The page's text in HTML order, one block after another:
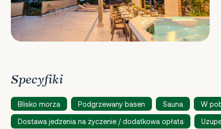
Specyfiki
Blisko morza Podgrzewany basen Sauna W
Dostawa jedzenia na życzenie / dodatkowa opłata